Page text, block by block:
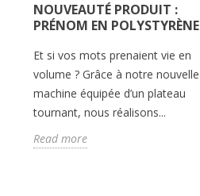
NOUVEAUTÉ PRODUIT :
PRÉNOM EN POLYSTYRÈNE
Et si vos mots prenaient vie en
volume ? Grâce à notre nouvelle
machine équipée d’un plateau
tournant, nous réalisons...
Read more